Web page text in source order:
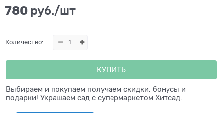
780 руб./шт
Количество:
КУПИТЬ
Выбираем и покупаем получаем скидки, бонусы и
подарки! Украшаем сад с супермаркетом Хитсад.